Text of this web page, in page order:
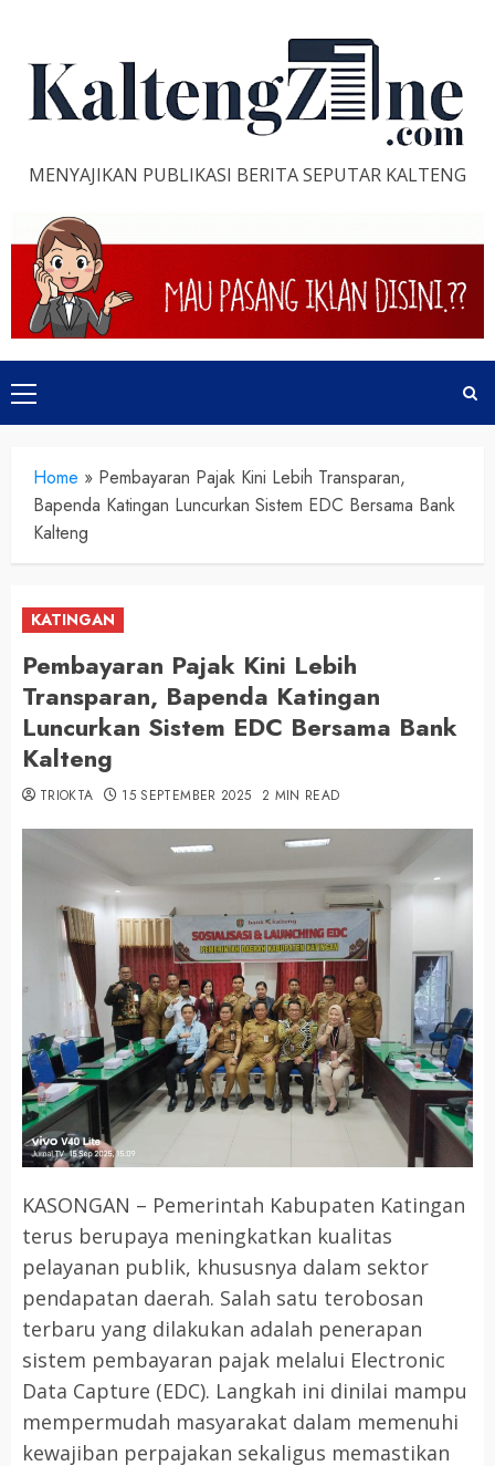
content
MENYAJIKAN PUBLIKASI BERITA SEPUTAR KALTENG
Primary
Menu
Home » Pembayaran Pajak Kini Lebih Transparan,
Bapenda Katingan Luncurkan Sistem EDC Bersama Bank
Kalteng
KATINGAN
Pembayaran Pajak Kini Lebih
Transparan, Bapenda Katingan
Luncurkan Sistem EDC Bersama Bank
Kalteng
TRIOKTA 15 SEPTEMBER 2025 2 MIN READ
KASONGAN – Pemerintah Kabupaten Katingan
terus berupaya meningkatkan kualitas
pelayanan publik, khususnya dalam sektor
pendapatan daerah. Salah satu terobosan
terbaru yang dilakukan adalah penerapan
sistem pembayaran pajak melalui Electronic
Data Capture (EDC). Langkah ini dinilai mampu
mempermudah masyarakat dalam memenuhi
kewajiban perpajakan sekaligus memastikan